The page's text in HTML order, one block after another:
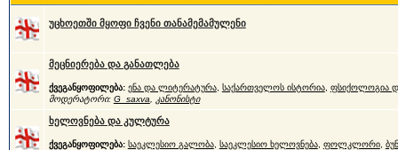
უცხოეთში მყოფი ჩვენი თანამემამულენი
მეცნიერება და განათლება
ქვეგანყოფილება: ენა და ლიტერატურა, საქართველოს ისტორია, ფსიქოლოგია
მოდერატორი: G_saxva კანონისტი
ხელოვნება და კულტურა
ქვეგანყოფილება: საეკლესიო გალობა, საეკლესიო ხელოვნება, ფოლკლორი,